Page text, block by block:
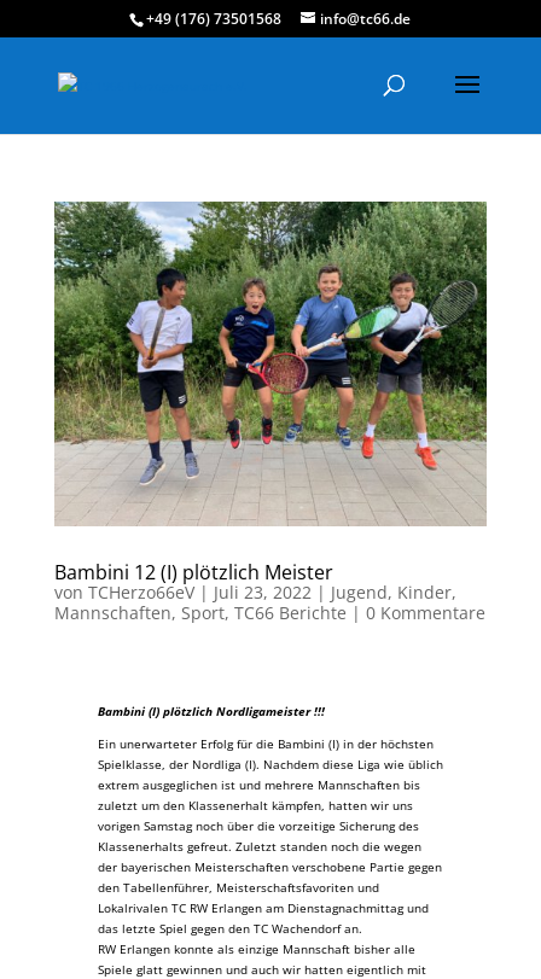
+49 (176) 73501568 info@tc66.de
Bambini 12 (I) plötzlich Meister
von TCHerzo66eV| Juli 23, 2022 | Jugend, Kinder,
Mannschaften, Sport, TC66 Berichte | 0 Kommentare
Bambini (I) plötzlich Nordligameister !!!
Ein unerwarteter Erfolg für die Bambini (I) in der höchsten
Spielklasse, der Nordliga (I). Nachdem diese Liga wie üblich
extrem ausgeglichen ist und mehrere Mannschaften bis
zuletzt um den Klassenerhalt kämpfen, hatten wir uns
vorigen Samstag noch über die vorzeitige Sicherung des
Klassenerhalts gefreut. Zuletzt standen noch die wegen
der bayerischen Meisterschaften verschobene Partie gegen
den Tabellenführer, Meisterschaftsfavoriten und
Lokalrivalen TC RW Erlangen am Dienstagnachmittag und
das letzte Spiel gegen den TC Wachendorf an.
RW Erlangen konnte als einzige Mannschaft bisher alle
Spiele glatt gewinnen und auch wir hatten eigentlich mit